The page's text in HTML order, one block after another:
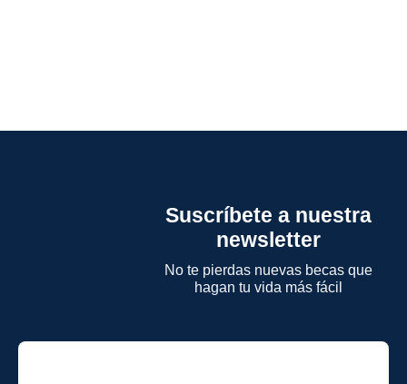
Suscríbete a nuestra
newsletter
No te pierdas nuevas becas que
hagan tu vida más fácil
Email